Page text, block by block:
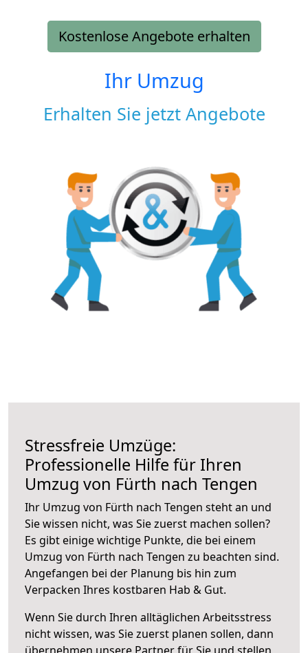
Kostenlose Angebote erhalten
Ihr Umzug
Erhalten Sie jetzt Angebote
Stressfreie Umzüge:
Professionelle Hilfe für Ihren
Umzug von Fürth nach Tengen
Ihr Umzug von Fürth nach Tengen steht an und
Sie wissen nicht, was Sie zuerst machen sollen?
Es gibt einige wichtige Punkte, die bei einem
Umzug von Fürth nach Tengen zu beachten sind.
Angefangen bei der Planung bis hin zum
Verpacken Ihres kostbaren Hab & Gut.
Wenn Sie durch Ihren alltäglichen Arbeitsstress
nicht wissen, was Sie zuerst planen sollen, dann